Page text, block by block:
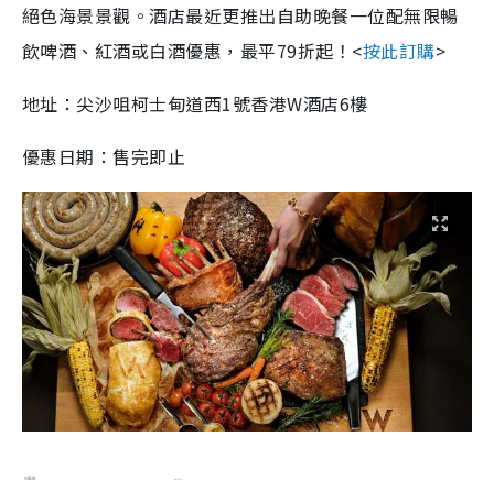
絕色海景景觀。酒店最近更推出自助晚餐一位配無限暢
飲啤酒、紅酒或白酒優惠，最平79折起！<按此訂購>
地址：尖沙咀柯士甸道西1號香港W酒店6樓
優惠日期：售完即止